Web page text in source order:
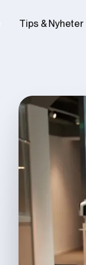
Tips & Nyheter